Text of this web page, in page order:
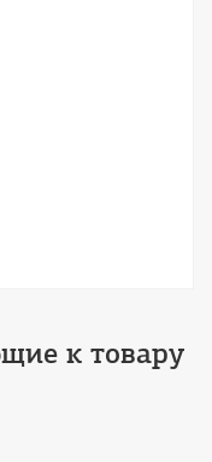
к товару